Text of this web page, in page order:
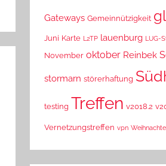
Gateways Gemeinnützigkeit
Juni Karte L2TP lauenburg LUG-
November oktober Reinbek
stormarn störerhaftung
testing Treffen v2018.2
Vernetzungstreffen vpn